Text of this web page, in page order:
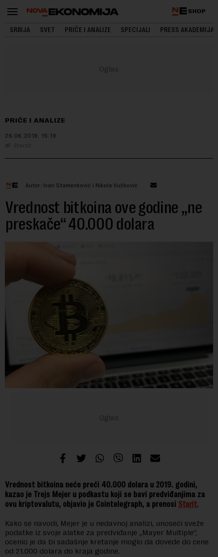
SHOP
SRBIJA SVET PRIČE I ANALIZE SPECIJALI PRESS AKADEMIJA
PRIČE I ANALIZE
26.06.2019. 15:19
Startit
Autor: Ivan Stamenković i Nikola Vučković
Vrednost bitkoina ove godine „ne
preskače“ 40.000 dolara
Vrednost bitkoina neće preći 40.000 dolara u 2019. godini,
kazao je Trejs Mejer u podkastu koji se bavi predviđanjima za
ovu kriptovalutu, objavio je Cointelegraph, a prenosi Starit.
Kako se navodi, Mejer je u nedavnoj analizi, unoseći sveže
podatke iz svoje alatke za predviđanje „Mayer Multiple”,
ocenio je da bi sadašnje kretanje moglo da dovede do cene
od 21.000 dolara do kraja godine.